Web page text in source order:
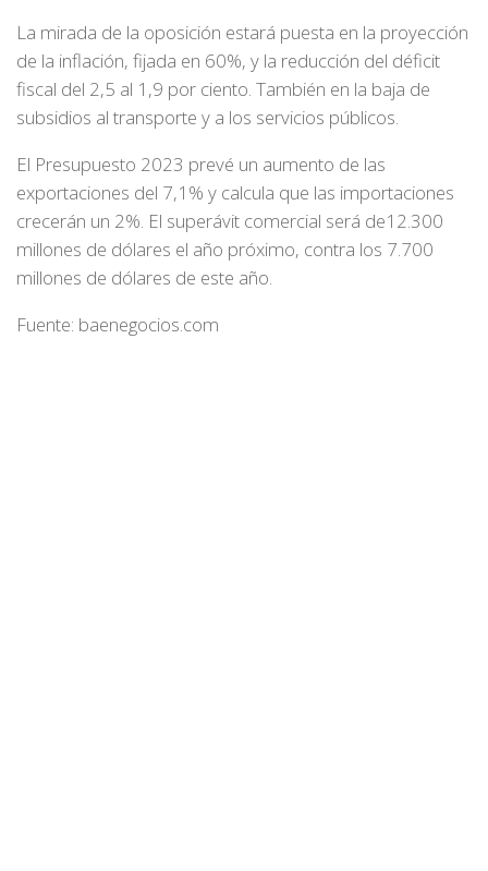
La mirada de la oposición estará puesta en la proyección
de la inflación, fijada en 60%, y la reducción del déficit
fiscal del 2,5 al 1,9 por ciento. También en la baja de
subsidios al transporte y a los servicios públicos.
El Presupuesto 2023 prevé un aumento de las
exportaciones del 7,1% y calcula que las importaciones
crecerán un 2%. El superávit comercial será de12.300
millones de dólares el año próximo, contra los 7.700
millones de dólares de este año.
Fuente: baenegocios.com